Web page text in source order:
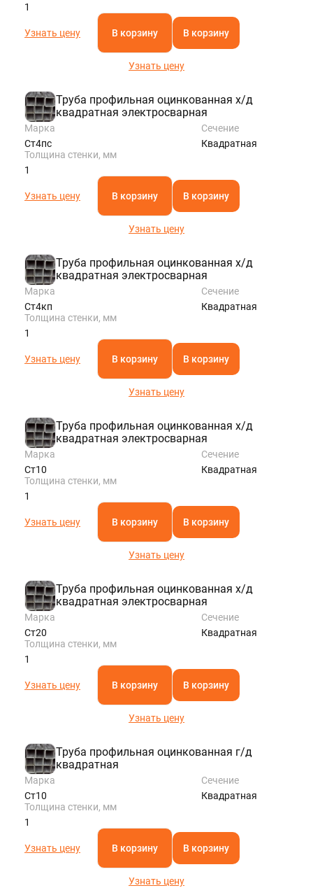
1
Узнать цену В корзину В корзину
Узнать цену
Труба профильная оцинкованная х/д
квадратная электросварная
Марка
Ст4пс
Сечение
Квадратная
Толщина стенки, мм
1
Узнать цену В корзину В корзину
Узнать цену
Труба профильная оцинкованная х/д
квадратная электросварная
Марка
Ст4кп
Сечение
Квадратная
Толщина стенки, мм
1
Узнать цену В корзину В корзину
Узнать цену
Труба профильная оцинкованная х/д
квадратная электросварная
Марка
Ст10
Сечение
Квадратная
Толщина стенки, мм
1
Узнать цену В корзину В корзину
Узнать цену
Труба профильная оцинкованная х/д
квадратная электросварная
Марка
Ст20
Сечение
Квадратная
Толщина стенки, мм
1
Узнать цену В корзину В корзину
Узнать цену
Труба профильная оцинкованная г/д
квадратная
Марка
Ст10
Сечение
Квадратная
Толщина стенки, мм
1
Узнать цену В корзину В корзину
Узнать цену